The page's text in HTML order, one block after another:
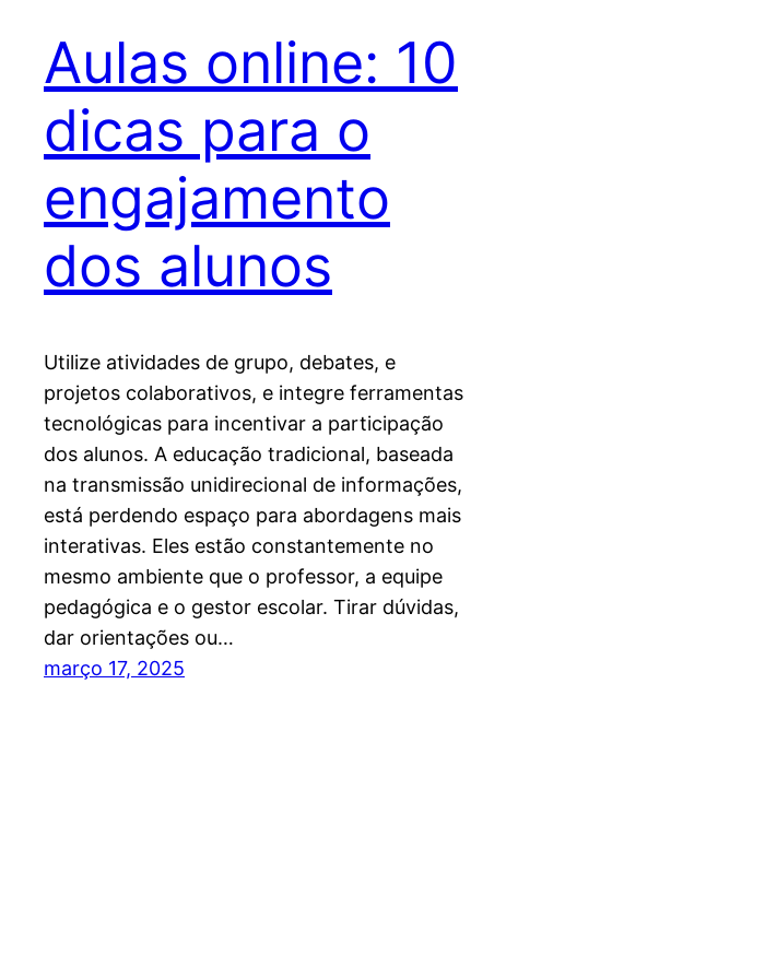
Aulas online: 10
dicas para o
engajamento
dos alunos
Utilize atividades de grupo, debates, e
projetos colaborativos, e integre ferramentas
tecnológicas para incentivar a participação
dos alunos. A educação tradicional, baseada
na transmissão unidirecional de informações,
está perdendo espaço para abordagens mais
interativas. Eles estão constantemente no
mesmo ambiente que o professor, a equipe
pedagógica e o gestor escolar. Tirar dúvidas,
dar orientações ou…
março 17, 2025